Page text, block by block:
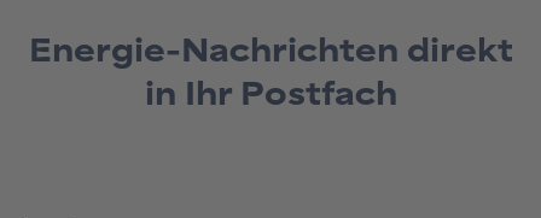
Energie-Nachrichten direkt
in Ihr Postfach